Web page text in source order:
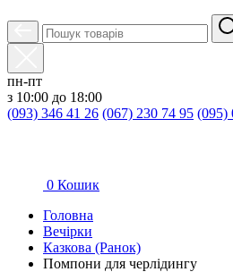
пн-пт
з 10:00 до 18:00
(093) 346 41 26 (067) 230 74 95 (095)
0 Кошик
Головна
Вечірки
Казкова (Ранок)
Помпони для черлідингу